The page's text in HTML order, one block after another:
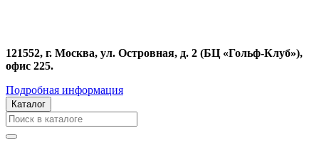
121552, г. Москва, ул. Островная, д. 2 (БЦ «Гольф-Клуб»),
офис 225.
Подробная информация
Каталог